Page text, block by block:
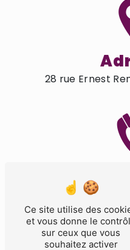
28 rue Ernest
03
Ce site utilise des
et vous donne le
sur ceux que vous
souhaitez activer